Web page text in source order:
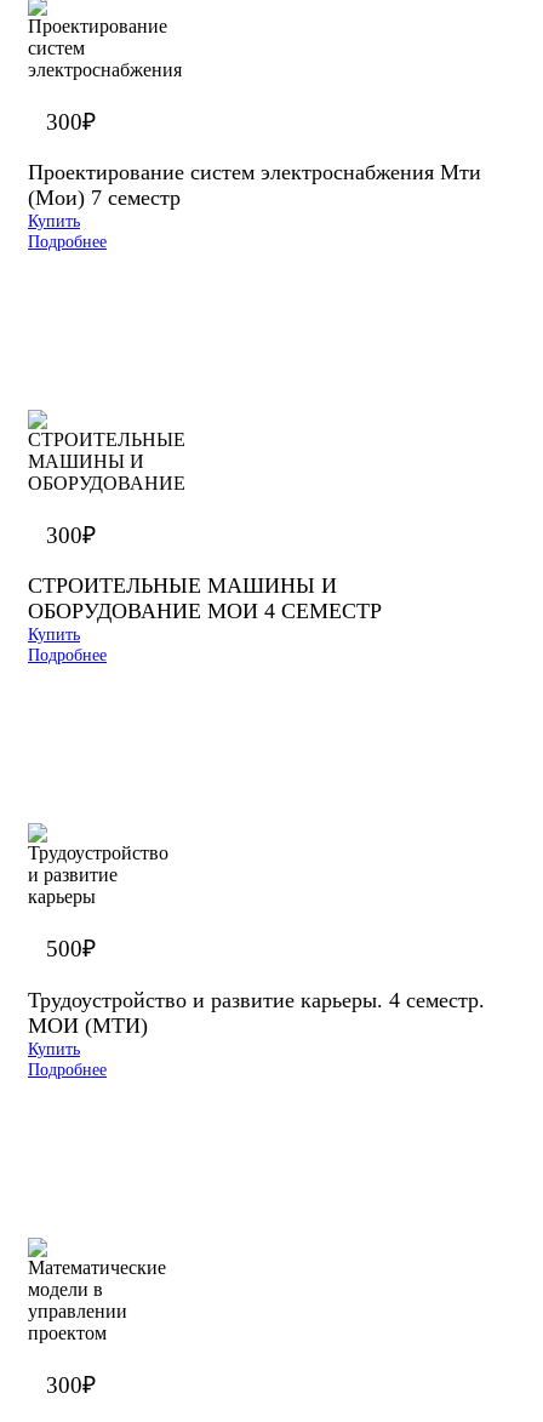
300₽
Проектирование систем электроснабжения Мти
(Мои) 7 семестр
Купить
Подробнее
300₽
СТРОИТЕЛЬНЫЕ МАШИНЫ И
ОБОРУДОВАНИЕ МОИ 4 СЕМЕСТР
Купить
Подробнее
500₽
Трудоустройство и развитие карьеры. 4 семестр.
МОИ (МТИ)
Купить
Подробнее
300₽